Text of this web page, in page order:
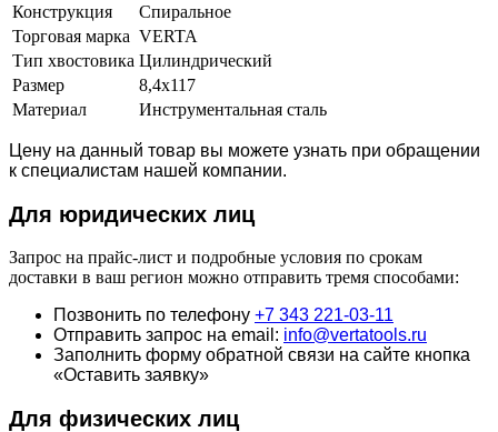
Конструкция
Спиральное
Торговая марка VERTA
Тип хвостовика Цилиндрический
Размер
8,4х117
Материал
Инструментальная сталь
Цену на данный товар вы можете узнать при обращении
к специалистам нашей компании.
Для юридических лиц
Запрос на прайс-лист и подробные условия по срокам
доставки в ваш регион можно отправить тремя способами:
Позвонить по телефону +7 343 221-03-11
Отправить запрос на email: info@vertatools.ru
Заполнить форму обратной связи на сайте кнопка
«Оставить заявку»
Для физических лиц